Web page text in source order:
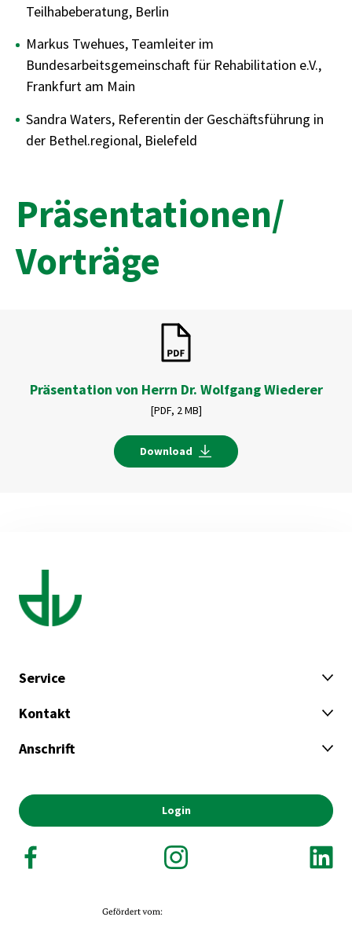
Teilhabeberatung, Berlin
Markus Twehues, Teamleiter im
Bundesarbeitsgemeinschaft für Rehabilitation e.V.,
Frankfurt am Main
Sandra Waters, Referentin der Geschäftsführung in
der Bethel.regional, Bielefeld
Präsentationen/
Vorträge
Präsentation von Herrn Dr. Wolfgang Wiederer
[PDF, 2 MB]
Download
Service
Kontakt
Anschrift
Login